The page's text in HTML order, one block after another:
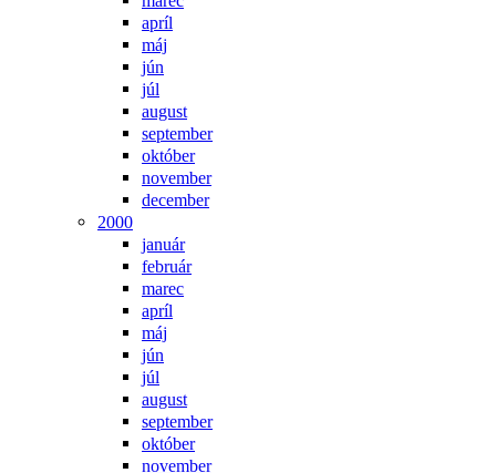
apríl
máj
jún
júl
august
september
október
november
december
2000
január
február
marec
apríl
máj
jún
júl
august
september
október
november